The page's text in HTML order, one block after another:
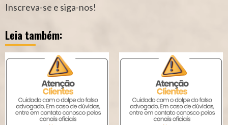
Inscreva-se e siga-nos!
Leia também: